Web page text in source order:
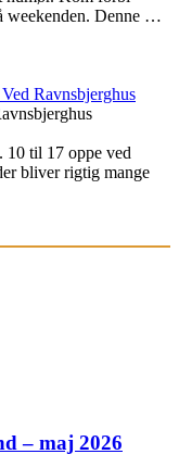
weekenden. Denne …
Ravnsbjerghus
10 til 17 oppe ved
bliver rigtig mange
– maj 2026